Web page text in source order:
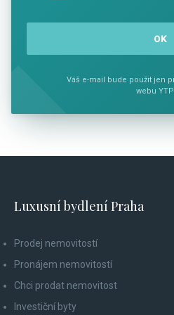
Váš e-mail bude použit jen
webu
Luxusní bydlení Praha
Prodej nemovitostí
Pronájem nemovitostí
Chci prodat nemovitost
Investiční byty